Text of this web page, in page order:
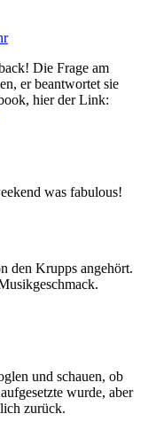
Die Frage am
er beantwortet sie
hier der Link:
was fabulous!
den Krupps angehört.
und schauen, ob
wurde, aber
zurück.